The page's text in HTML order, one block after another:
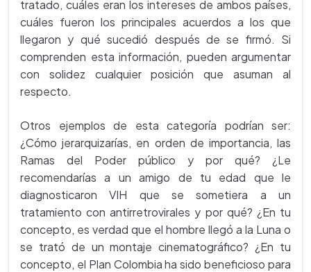
tratado, cuáles eran los intereses de ambos países,
cuáles fueron los principales acuerdos a los que
llegaron y qué sucedió después de se firmó. Si
comprenden esta información, pueden argumentar
con solidez cualquier posición que asuman al
respecto.
Otros ejemplos de esta categoría podrían ser:
¿Cómo jerarquizarías, en orden de importancia, las
Ramas del Poder público y por qué? ¿Le
recomendarías a un amigo de tu edad que le
diagnosticaron VIH que se sometiera a un
tratamiento con antirretrovirales y por qué? ¿En tu
concepto, es verdad que el hombre llegó a la Luna o
se trató de un montaje cinematográfico? ¿En tu
concepto, el Plan Colombia ha sido beneficioso para